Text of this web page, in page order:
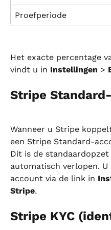
Proefperiode
Het exacte percentage
vindt u in Instellingen >
Stripe
Wanneer u Stripe
een Stripe Standard-
Dit is de
automatisch verlopen.
account via de link in
Stripe.
Stripe KYC